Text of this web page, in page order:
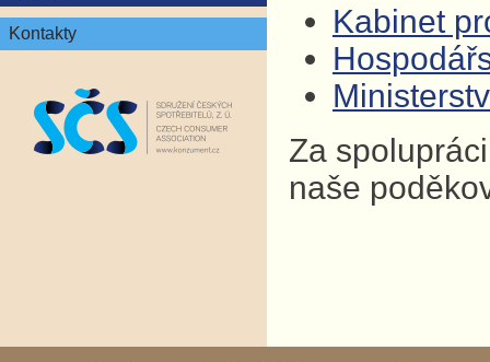
Kontakty
Kabinet
Za
naše